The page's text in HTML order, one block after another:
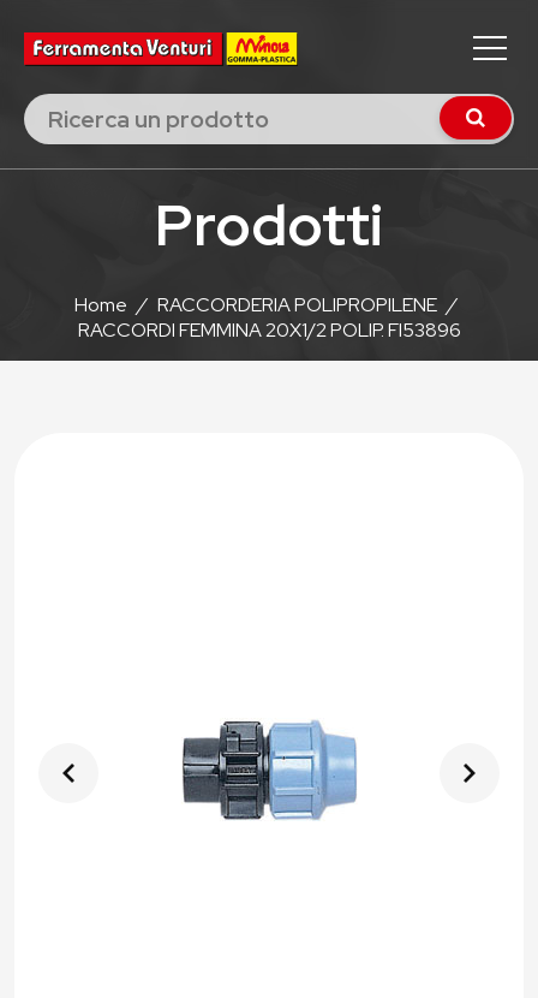
Prodotti
Home / RACCORDERIA POLIPROPILENE /
RACCORDI FEMMINA 20X1/2 POLIP. FI53896